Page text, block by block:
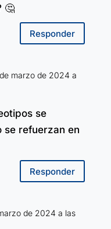
🤔
Responder
marzo de 2024 a
se
se refuerzan en
Responder
de 2024 a las